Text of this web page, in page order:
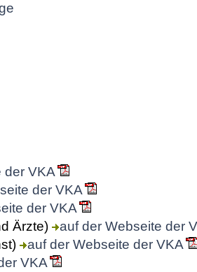
der VKA
der VKA
der VKA
Ärzte)
auf der Webseite der
auf der Webseite der VKA
VKA